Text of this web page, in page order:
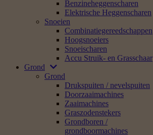
Benzineheggenscharen
Elektrische Heggenscharen
Snoeien
Combinatiegereedschappen
Hoogsnoeiers
Snoeischaren
Accu Struik- en Grasschaar
Grond
Grond
Drukspuiten / nevelspuiten
Doorzaaimachines
Zaaimachines
Graszodenstekers
Grondboren /
grondboormachines